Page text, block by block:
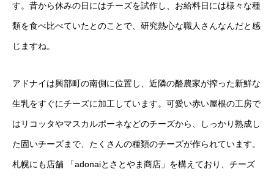
す。昔から休みの日にはチーズを試作し、お給料日には様々な種
類を食べ比べていたとのことで、研究熱心な職人さんなんだと感
じますね。
アドナイは興部町の南側に位置し、近隣の酪農家が搾った新鮮な
生乳をすぐにチーズに加工しています。可愛い赤い屋根の工房で
はリコッタやマスカルポーネなどのチーズから、しっかり熟成し
た固いチーズまで、たくさんの種類のチーズが作られています。
札幌にも店舗 「adonaiとさとやま商店」を構えており、チーズ